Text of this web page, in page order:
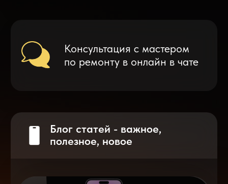
Что делать после замены аккумулятора
на смартфоне?